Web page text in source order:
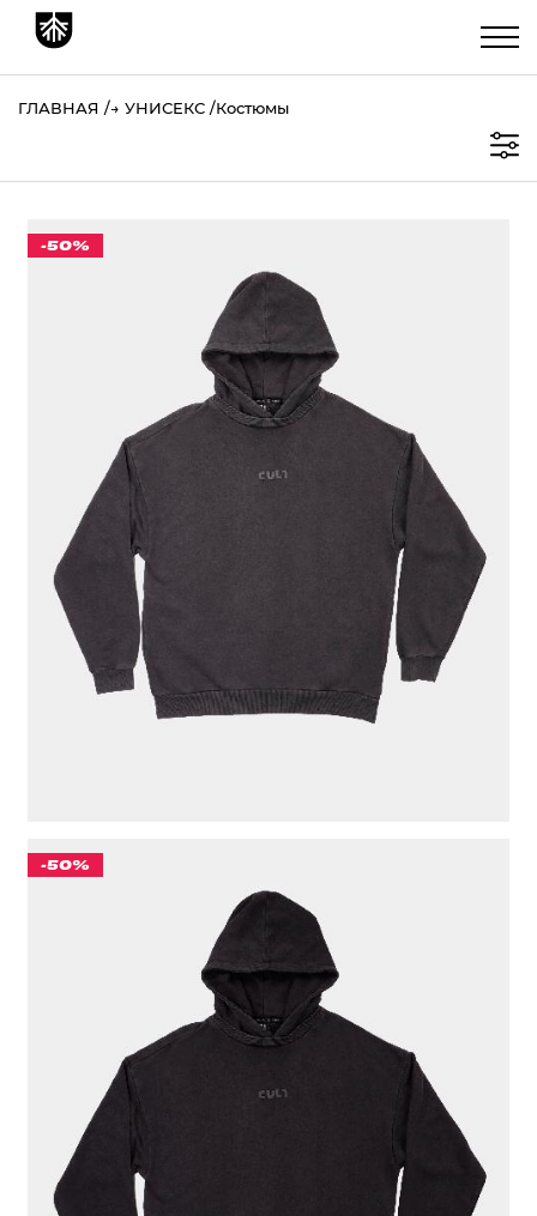
ГЛАВНАЯ → УНИСЕКС Костюмы
-50%
КОСТЮМ "CULT" OVERSIZE GARMENT DYE СЕРЫЙ
5 000 ₽
РАЗМЕР ОДЕЖДЫ / ИЗДЕЛИЯ
44(S)
46(M) 48(L) 50(XL) 52(XXL)
-50%
КОСТЮМ "CULT" OVERSIZE GARMENT DYE ЧЕРНЫЙ
5 000 ₽